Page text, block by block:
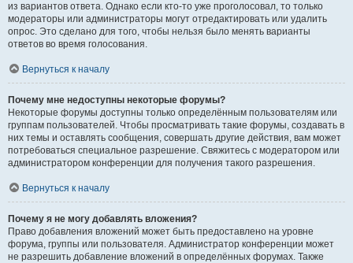
из вариантов ответа. Однако если кто-то уже проголосовал, то только
модераторы или администраторы могут отредактировать или удалить
опрос. Это сделано для того, чтобы нельзя было менять варианты
ответов во время голосования.
Вернуться к началу
Почему мне недоступны некоторые форумы?
Некоторые форумы доступны только определённым пользователям или
группам пользователей. Чтобы просматривать такие форумы, создавать в
них темы и оставлять сообщения, совершать другие действия, вам может
потребоваться специальное разрешение. Свяжитесь с модератором или
администратором конференции для получения такого разрешения.
Вернуться к началу
Почему я не могу добавлять вложения?
Право добавления вложений может быть предоставлено на уровне
форума, группы или пользователя. Администратор конференции может
не разрешить добавление вложений в определённых форумах. Также